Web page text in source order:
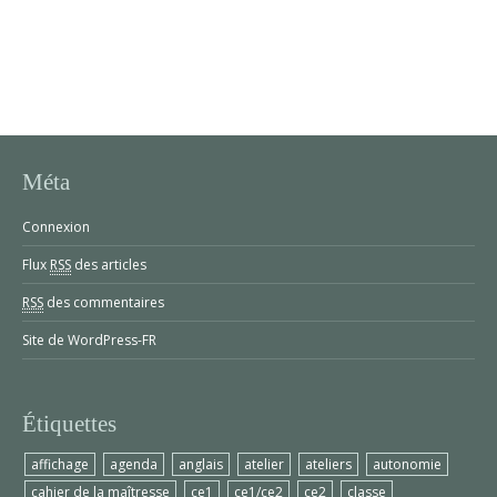
Méta
Connexion
Flux RSS des articles
RSS des commentaires
Site de WordPress-FR
Étiquettes
affichage agenda anglais atelier ateliers
autonomie
cahier de la maîtresse
ce1 ce1/ce2 ce2 classe